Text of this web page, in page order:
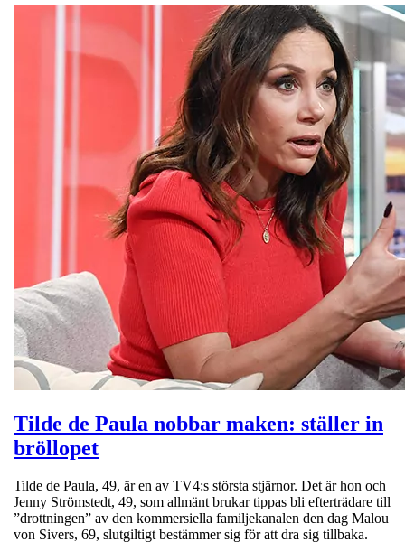
Tilde de Paula nobbar maken: ställer in
bröllopet
Tilde de Paula, 49, är en av TV4:s största stjärnor. Det är hon och
Jenny Strömstedt, 49, som allmänt brukar tippas bli efterträdare till
”drottningen” av den kommersiella familjekanalen den dag Malou
von Sivers, 69, slutgiltigt bestämmer sig för att dra sig tillbaka.